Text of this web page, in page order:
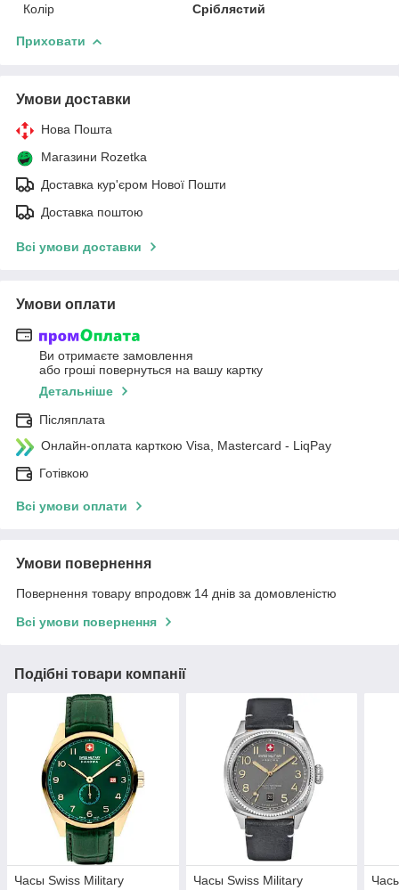
Колір
Сріблястий
Приховати
Умови доставки
Нова Пошта
Магазини Rozetka
Доставка кур'єром Нової Пошти
Доставка поштою
Всі умови доставки
Умови оплати
Ви отримаєте замовлення
або гроші повернуться на вашу картку
Детальніше
Післяплата
Онлайн-оплата карткою Visa, Mastercard - LiqPay
Готівкою
Всі умови оплати
Умови повернення
Повернення товару впродовж 14 днів за домовленістю
Всі умови повернення
Подібні товари компанії
Часы Swiss Military
Часы Swiss Military